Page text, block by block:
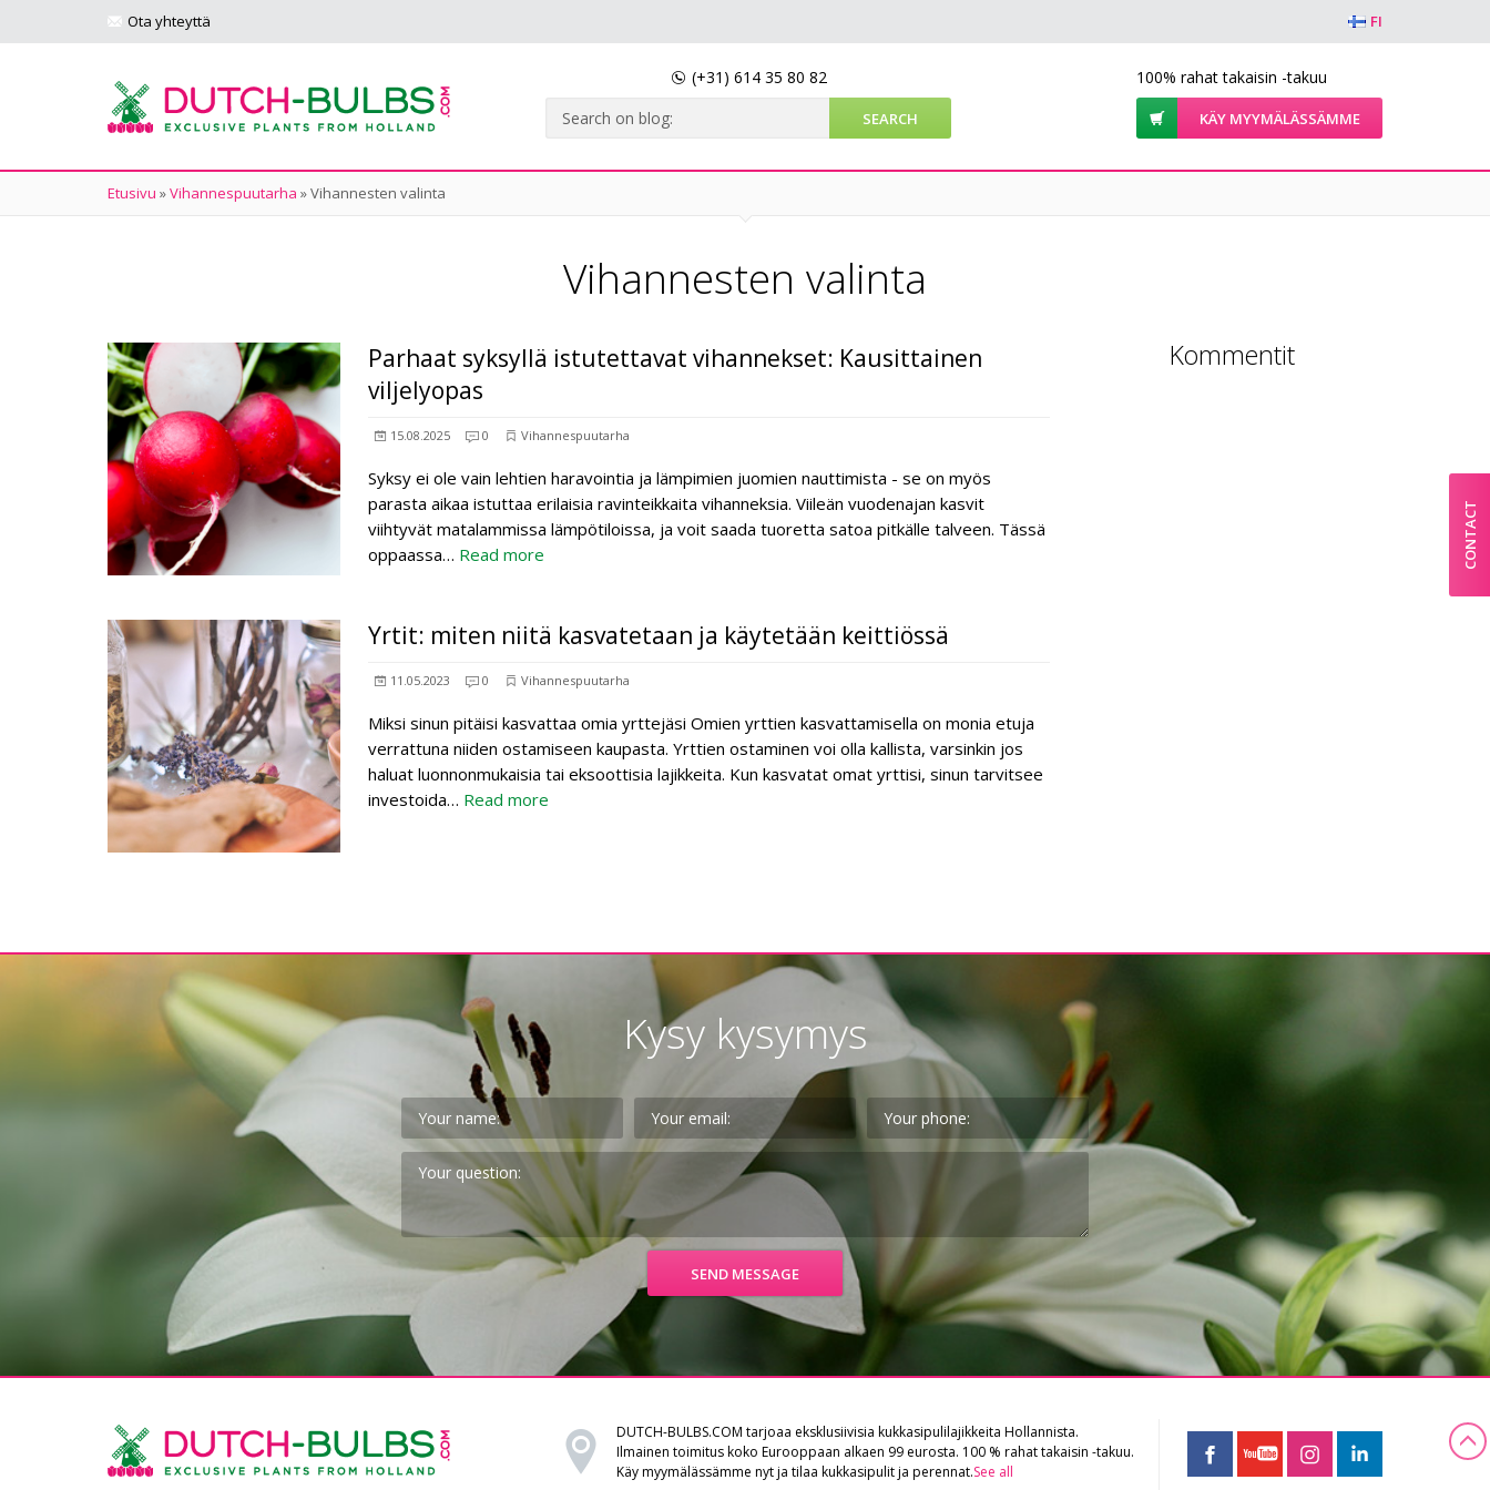
Ota yhteyttä FI
(+31) 614 35 80 82 100% rahat takaisin -takuu
KÄY MYYMÄLÄSSÄMME
Etusivu »Vihannespuutarha »Vihannesten valinta
Vihannesten valinta
Parhaat syksyllä istutettavat vihannekset: Kausittainen
viljelyopas
15.08.2025 0 Vihannespuutarha
Syksy ei ole vain lehtien haravointia ja lämpimien juomien nauttimista - se on myös
parasta aikaa istuttaa erilaisia ravinteikkaita vihanneksia. Viileän vuodenajan kasvit
viihtyvät matalammissa lämpötiloissa, ja voit saada tuoretta satoa pitkälle talveen. Tässä
oppaassa… Read more
Yrtit: miten niitä kasvatetaan ja käytetään keittiössä
11.05.2023 0 Vihannespuutarha
Miksi sinun pitäisi kasvattaa omia yrttejäsi Omien yrttien kasvattamisella on monia etuja
verrattuna niiden ostamiseen kaupasta. Yrttien ostaminen voi olla kallista, varsinkin jos
haluat luonnonmukaisia tai eksoottisia lajikkeita. Kun kasvatat omat yrttisi, sinun tarvitsee
investoida… Read more
Kommentit
Kysy kysymys
DUTCH-BULBS.COM tarjoaa eksklusiivisia kukkasipulilajikkeita Hollannista.
Ilmainen toimitus koko Eurooppaan alkaen 99 eurosta. 100 % rahat takaisin -takuu.
Käy myymälässämme nyt ja tilaa kukkasipulit ja perennat.See all
CONTACT